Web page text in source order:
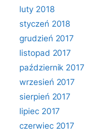
luty 2018
styczeń 2018
grudzień 2017
listopad 2017
październik 2017
wrzesień 2017
sierpień 2017
lipiec 2017
czerwiec 2017